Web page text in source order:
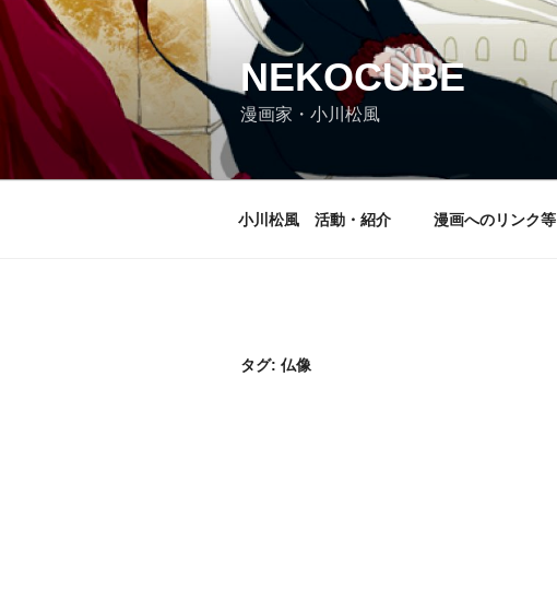
コ
ン
テ
ン
へ
NEKOCUBE
漫画家・小川松風
小川松風 活動・紹介 漫画へのリンク等
タグ: 仏像